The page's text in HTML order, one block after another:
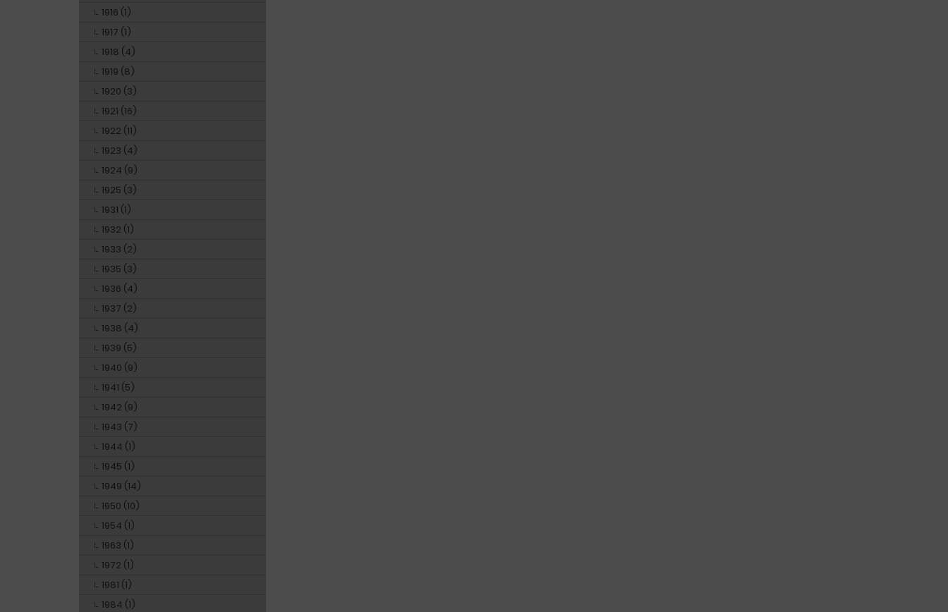
1916 (1)
1917 (1)
1918 (4)
1919 (8)
1920 (3)
1921 (16)
1922 (11)
1923 (4)
1924 (9)
1925 (3)
1931 (1)
1932 (1)
1933 (2)
1935 (3)
1936 (4)
1937 (2)
1938 (4)
1939 (5)
1940 (9)
1941 (5)
1942 (9)
1943 (7)
1944 (1)
1945 (1)
1949 (14)
1950 (10)
1954 (1)
1963 (1)
1972 (1)
1981 (1)
1984 (1)